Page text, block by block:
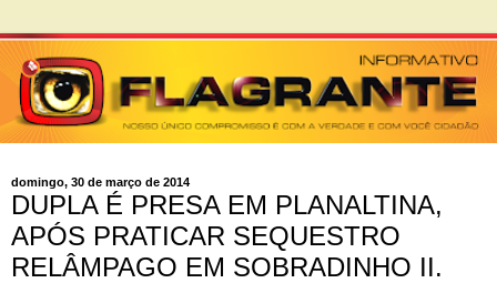
domingo, 30 de março de 2014
DUPLA É PRESA EM PLANALTINA,
APÓS PRATICAR SEQUESTRO
RELÂMPAGO EM SOBRADINHO II.